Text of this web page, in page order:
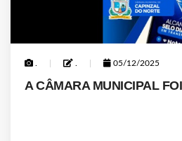
. . 05/12/2025
A CÂMARA MUNICIPAL